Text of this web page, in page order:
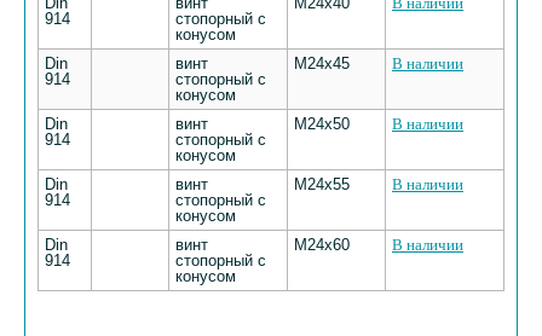
914
стопорный с
конусом
Din
914
винт
стопорный с
конусом
М24х45 В наличии
Din
914
винт
стопорный с
конусом
М24х50 В наличии
Din
914
винт
стопорный с
конусом
М24х55 В наличии
Din
914
винт
стопорный с
конусом
М24х60 В наличии